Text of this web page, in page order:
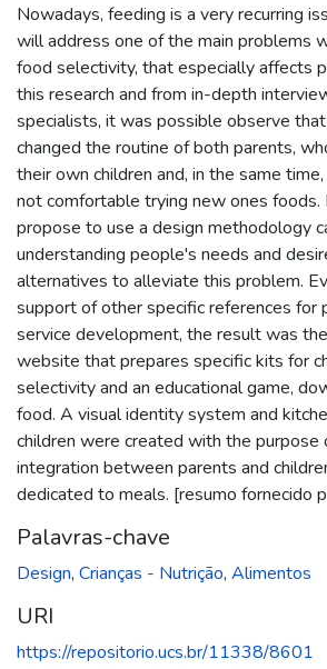
Nowadays, feeding is a very recurring
will address one of the main problems
food selectivity, that especially affects
this research and from in-depth
specialists, it was possible observe
changed the routine of both parents,
their own children and, in the same
not comfortable trying new ones foods.
propose to use a design methodology
understanding people's needs and
alternatives to alleviate this problem.
support of other specific references for
service development, the result was
website that prepares specific kits for
selectivity and an educational game,
food. A visual identity system and
children were created with the purpose
integration between parents and
dedicated to meals. [resumo fornecido
Palavras-chave
Design, Crianças - Nutrição, Alimentos
URI
https://repositorio.ucs.br/11338/8601